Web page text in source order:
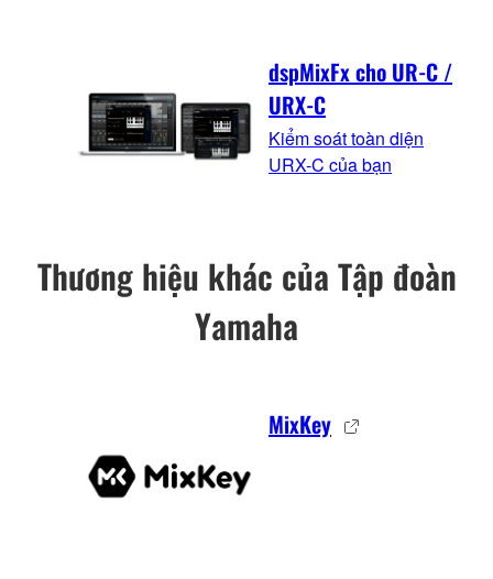
dspMixFx cho UR-C /
URX-C
Kiểm soát toàn diện
URX-C của bạn
Thương hiệu khác của Tập đoàn
Yamaha
MixKey